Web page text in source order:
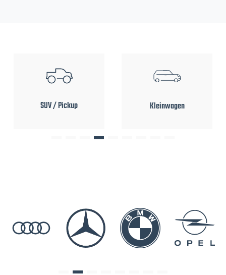
SUV / Pickup Kleinwagen